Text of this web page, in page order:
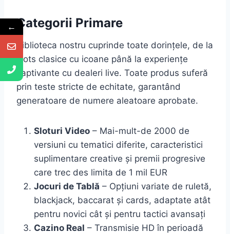
Categorii Primare
Biblioteca nostru cuprinde toate dorințele, de la
slots clasice cu icoane până la experiențe
captivante cu dealeri live. Toate produs suferă
prin teste stricte de echitate, garantând
generatoare de numere aleatoare aprobate.
Sloturi Video – Mai-mult-de 2000 de
versiuni cu tematici diferite, caracteristici
suplimentare creative și premii progresive
care trec des limita de 1 mil EUR
Jocuri de Tablă – Opțiuni variate de ruletă,
blackjack, baccarat și cards, adaptate atât
pentru novici cât și pentru tactici avansați
Cazino Real – Transmisie HD în perioadă
←